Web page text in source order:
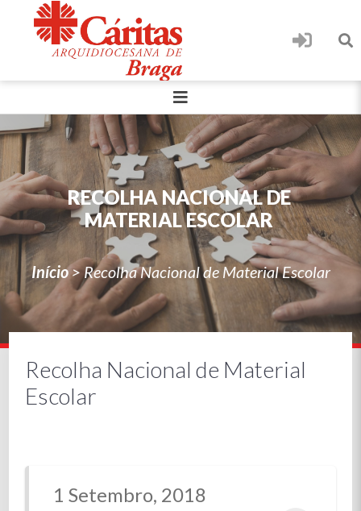
RECOLHA NACIONAL DE
MATERIAL ESCOLAR
Início>Recolha Nacional de Material Escolar
Recolha Nacional de Material
Escolar
1 Setembro, 2018